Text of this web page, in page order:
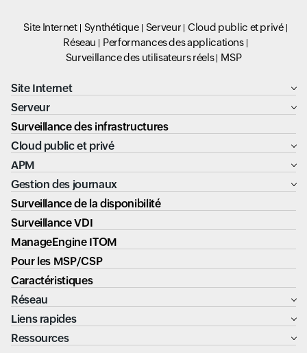
Site Internet Synthétique Serveur
Cloud public et privé
Réseau
Performances des applications
Surveillance des utilisateurs réels
MSP
Site Internet
Serveur
Surveillance des infrastructures
Cloud public et privé
APM
Gestion des journaux
Surveillance de la disponibilité
Surveillance VDI
ManageEngine ITOM
Pour les MSP/CSP
Caractéristiques
Réseau
Liens rapides
Ressources